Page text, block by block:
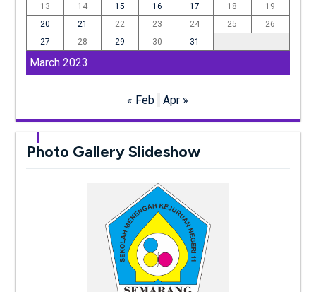
March 2023
13
14 15 16 17 18
19
20
21 22 23 24 25
26
27
28 29 30 31
« Feb Apr »
Photo Gallery Slideshow